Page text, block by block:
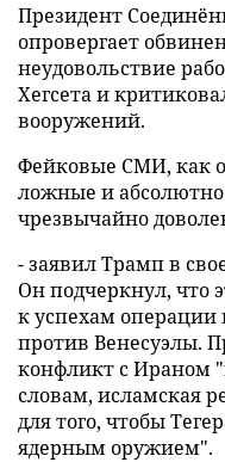
Президент
опровергает
неудовольствие
Хегсета и
вооружений.
Фейковые СМИ, как
ложные и абсолютно
чрезвычайно
- заявил Трамп в
Он подчеркнул, что
к успехам
против Венесуэлы.
конфликт с Ираном
словам, исламская
для того, чтобы
ядерным оружием".